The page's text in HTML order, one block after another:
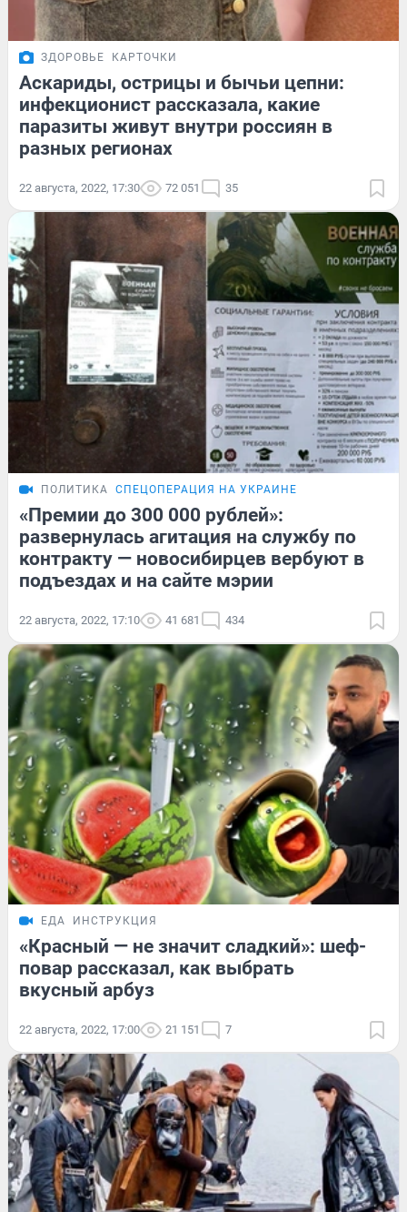
ЗДОРОВЬЕ КАРТОЧКИ
Аскариды, острицы и бычьи цепни:
инфекционист рассказала, какие
паразиты живут внутри россиян в
разных регионах
22 августа, 2022, 17:30 72 051 35
ПОЛИТИКА СПЕЦОПЕРАЦИЯ НА УКРАИНЕ
«Премии до 300 000 рублей»:
развернулась агитация на службу по
контракту — новосибирцев вербуют в
подъездах и на сайте мэрии
22 августа, 2022, 17:10 41 681 434
ЕДА ИНСТРУКЦИЯ
«Красный — не значит сладкий»: шеф-
повар рассказал, как выбрать
вкусный арбуз
22 августа, 2022, 17:00 21 151 7